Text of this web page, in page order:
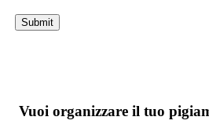
Vuoi organizzare il tuo